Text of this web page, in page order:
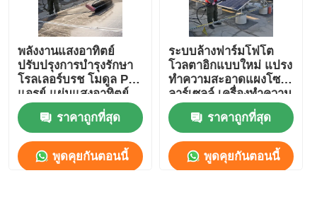
พลังงานแสงอาทิตย์
ปรับปรุงการบํารุงรักษา
โรลเลอร์บรช โมดูล PV
แอรย์ แผ่นแสงอาทิตย์
มือถือทําความสะอาด
โรลเลอร์บรชไฟฟ้าสําห
รับแสงอาทิตย์ที่อยู่อาศัย
ราคาถูกที่สุด
พูดคุยกันตอนนี้
ระบบล้างฟาร์มโฟโต
โวลตาอิกแบบใหม่ แปรง
ทำความสะอาดแผงโซ
ลาร์เซลล์ เครื่องทำความ
สะอาด PV รุ่นพลังงาน
แบตเตอรี่ลิเธียม
ราคาถูกที่สุด
พูดคุยกันตอนนี้